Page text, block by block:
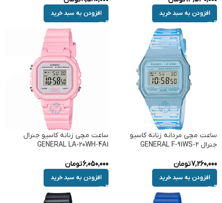
افزودن به سبد خرید افزودن به سبد خرید
ساعت مچی مردانه زنانه کاسیو
جنرال GENERAL F-91WS-2
7,260,000تومان
افزودن به سبد خرید
ساعت مچی زنانه کاسیو جنرال
GENERAL LA-20WH-4A1
6,050,000تومان
افزودن به سبد خرید